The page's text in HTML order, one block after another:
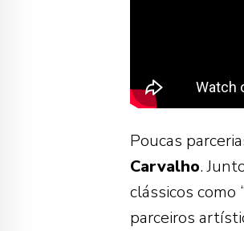
Poucas
Carvalho.
clássicos como
parceiros